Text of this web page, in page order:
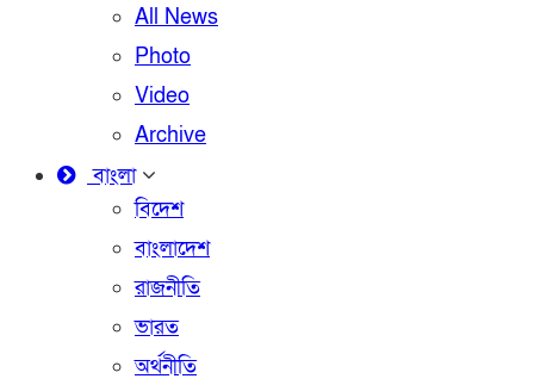
All News
Photo
Video
Archive
বাংলা
বিদেশ
বাংলাদেশ
রাজনীতি
ভারত
অর্থনীতি